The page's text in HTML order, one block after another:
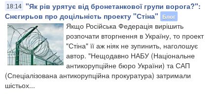
18:14 "Як рів урятує від бронетанкової групи ворога?":
Снєгирьов про доцільність проекту "Стіна"
Блог
Якщо Російська Федерація вирішить
розпочати вторгнення в Україну, то проект
"Стіна" її аж ніяк не зупинить, наголошує
автор. "Нещодавно НАБУ (Національне
антикорупційне бюро України) та САП
(Спеціалізована антикорупційна прокуратура) затримали
шістьох...